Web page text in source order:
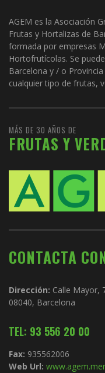
AGEM es la Asociación
Frutas y Hortalizas de
formada por empresas
Hortofrutícolas. Se
Barcelona y / o
cualquier tipo de frutas,
MÁS DE 30 AÑOS DE
FRUTAS Y
CONTACTA
Dirección: Calle Mayor,
08040, Barcelona
TEL: 93 556 20 00
Fax: 935562006
Web Url: